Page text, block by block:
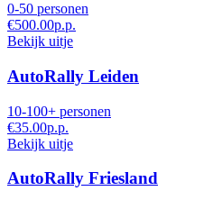
0-50 personen
€500.00p.p.
Bekijk uitje
AutoRally Leiden
10-100+ personen
€35.00p.p.
Bekijk uitje
AutoRally Friesland